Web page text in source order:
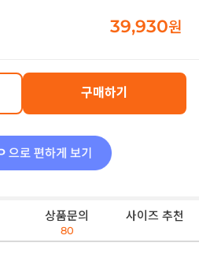
39,930원
구매하기
상품문의
80
사이즈 추천